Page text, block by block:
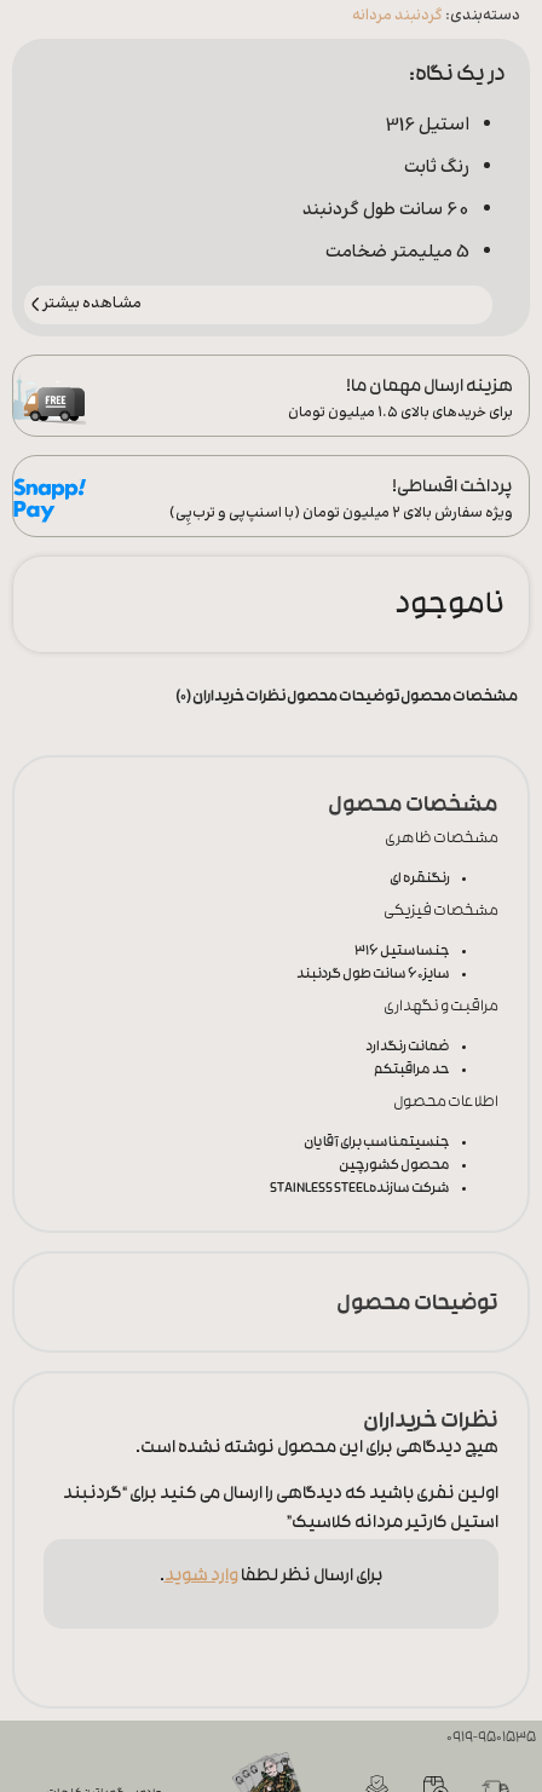
دسته‌بندی: گردنبند مردانه
در یک نگاه:
استیل 316
رنگ ثابت
60 سانت طول گردنبند
5 میلیمتر ضخامت
مشاهده بیشتر
هزینه ارسال مهمان ما!
برای خریدهای بالای ۱.۵ میلیون تومان
پرداخت اقساطی!
ویژه سفارش‌ بالای ۲ میلیون تومان (با اسنپ‌پی و ترب‌پِی)
ناموجود
مشخصات محصولتوضیحات محصولنظرات خریداران (0)
مشخصات محصول
مشخصات ظاهری
رنگنقره ای
مشخصات فیزیکی
جنساستیل 316
سایز60 سانت طول گردنبند
مراقبت و نگهداری
ضمانت رنگدارد
حد مراقبتکم
اطلاعات محصول
جنسیتمناسب برای آقایان
محصول کشورچین
شرکت سازندهSTAINLESS STEEL
توضیحات محصول
نظرات خریداران
هیچ دیدگاهی برای این محصول نوشته نشده است.
اولین نفری باشید که دیدگاهی را ارسال می کنید برای “گردنبند
استیل کارتیر مردانه کلاسیک”
برای ارسال نظر لطفاوارد شوید.
0919-9501535